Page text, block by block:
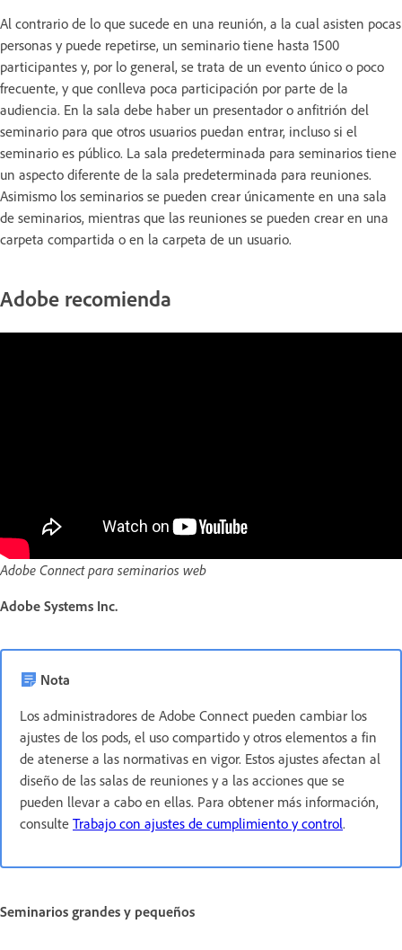
Al contrario de lo que sucede en una reunión, a la cual asisten pocas
personas y puede repetirse, un seminario tiene hasta 1500
participantes y, por lo general, se trata de un evento único o poco
frecuente, y que conlleva poca participación por parte de la
audiencia. En la sala debe haber un presentador o anfitrión del
seminario para que otros usuarios puedan entrar, incluso si el
seminario es público. La sala predeterminada para seminarios tiene
un aspecto diferente de la sala predeterminada para reuniones.
Asimismo los seminarios se pueden crear únicamente en una sala
de seminarios, mientras que las reuniones se pueden crear en una
carpeta compartida o en la carpeta de un usuario.
Adobe recomienda
Adobe Connect para seminarios web
Adobe Systems Inc.
Nota
Los administradores de Adobe Connect pueden cambiar los
ajustes de los pods, el uso compartido y otros elementos a fin
de atenerse a las normativas en vigor. Estos ajustes afectan al
diseño de las salas de reuniones y a las acciones que se
pueden llevar a cabo en ellas. Para obtener más información,
consulte Trabajo con ajustes de cumplimiento y control.
Seminarios grandes y pequeños